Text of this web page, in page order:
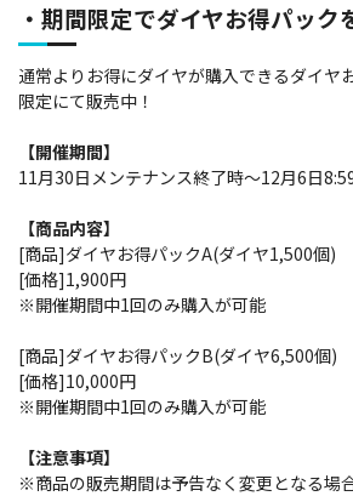
・期間限定でダイヤお得パック
通常よりお得にダイヤが購入できるダイヤ
限定にて販売中！
【開催期間】
11月30日メンテナンス終了時～12月6日
【商品内容】
[商品]ダイヤお得パックA(ダイヤ1,500個)
[価格]1,900円
※開催期間中1回のみ購入が可能
[商品]ダイヤお得パックB(ダイヤ6,500個)
[価格]10,000円
※開催期間中1回のみ購入が可能
【注意事項】
※商品の販売期間は予告なく変更となる場